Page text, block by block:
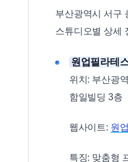
부산광역시 서구
스튜디오별 상세
원업필라테
위치: 부산광
함일빌딩 3층
웹사이트: 원
특징: 맞춤형